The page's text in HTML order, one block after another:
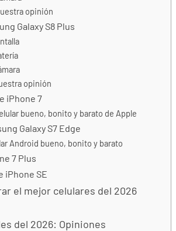
opinión
Galaxy S8 Plus
opinión
iPhone 7
bueno, bonito y barato de Apple
Galaxy S7 Edge
Android bueno, bonito y barato
7 Plus
iPhone SE
el mejor celulares del 2026
del 2026: Opiniones